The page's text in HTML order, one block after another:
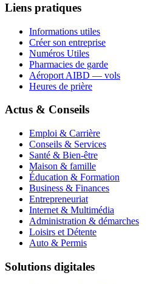
Liens pratiques
Informations utiles
Créer son entreprise
Numéros Utiles
Pharmacies de garde
Aéroport AIBD — vols
Heures de prière
Actus & Conseils
Emploi & Carrière
Conseils & Services
Santé & Bien-être
Maison & famille
Éducation & Formation
Business & Finances
Entrepreneuriat
Internet & Multimédia
Administration & démarches
Loisirs et Détente
Auto & Permis
Solutions digitales